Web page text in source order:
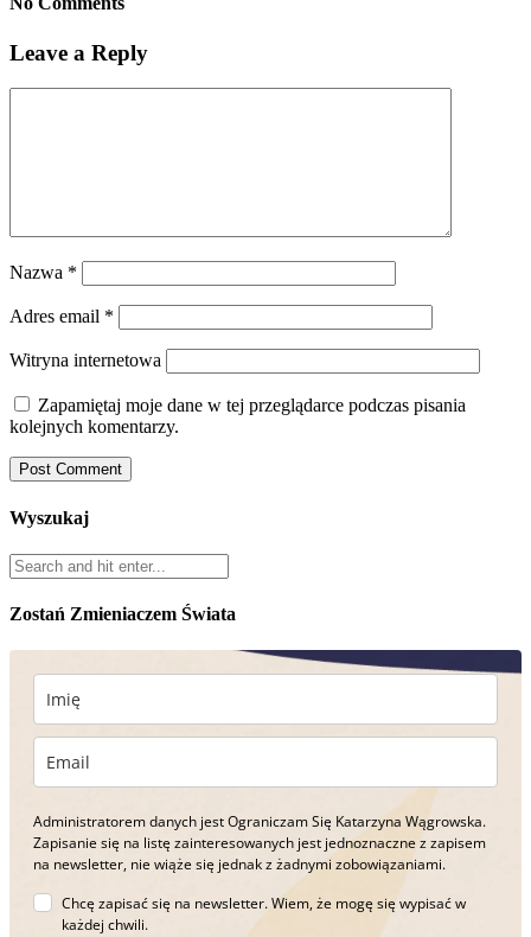
Leave a Reply
Nazwa *
Adres email *
Witryna internetowa
Zapamiętaj moje dane w tej przeglądarce podczas pisania
kolejnych komentarzy.
Wyszukaj
Zostań Zmieniaczem Świata
Administratorem danych jest Ograniczam Się Katarzyna Wągrowska.
Zapisanie się na listę zainteresowanych jest jednoznaczne z zapisem
na newsletter, nie wiąże się jednak z żadnymi zobowiązaniami.
Chcę zapisać się na newsletter. Wiem, że mogę się wypisać w
każdej chwili.